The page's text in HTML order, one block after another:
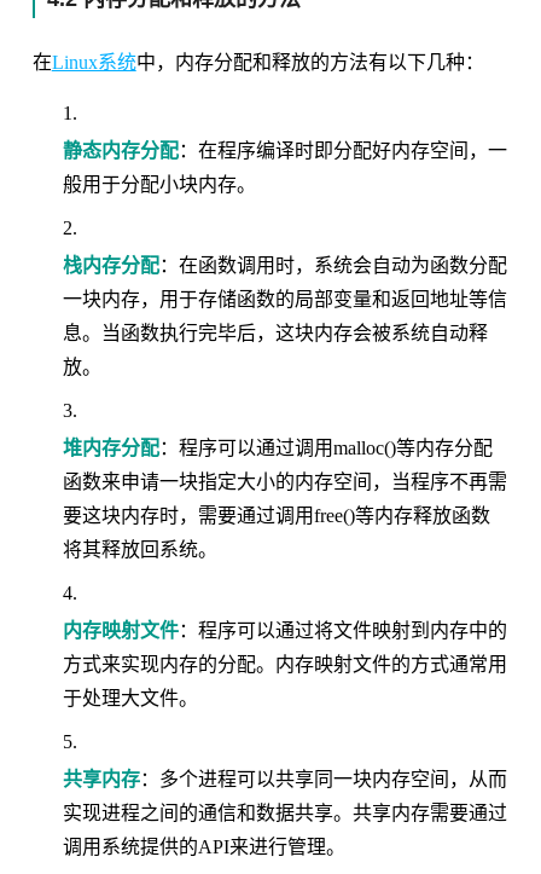
在Linux系统中，内存分配和释放的方法有以下几种：
静态内存分配：在程序编译时即分配好内存空间，一
般用于分配小块内存。
栈内存分配：在函数调用时，系统会自动为函数分配
一块内存，用于存储函数的局部变量和返回地址等信
息。当函数执行完毕后，这块内存会被系统自动释
放。
堆内存分配：程序可以通过调用malloc()等内存分配
函数来申请一块指定大小的内存空间，当程序不再需
要这块内存时，需要通过调用free()等内存释放函数
将其释放回系统。
内存映射文件：程序可以通过将文件映射到内存中的
方式来实现内存的分配。内存映射文件的方式通常用
于处理大文件。
共享内存：多个进程可以共享同一块内存空间，从而
实现进程之间的通信和数据共享。共享内存需要通过
调用系统提供的API来进行管理。